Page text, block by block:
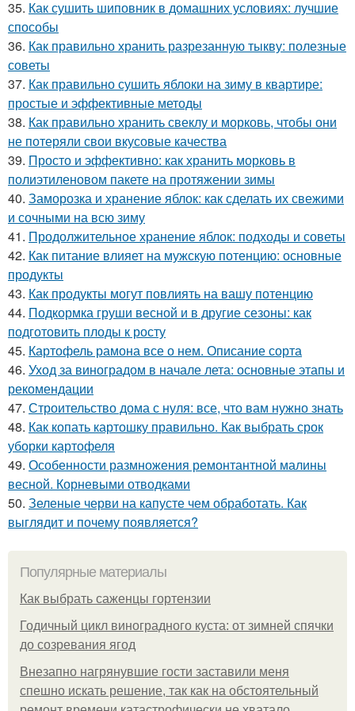
35. Как сушить шиповник в домашних условиях: лучшие
способы
36. Как правильно хранить разрезанную тыкву: полезные
советы
37. Как правильно сушить яблоки на зиму в квартире:
простые и эффективные методы
38. Как правильно хранить свеклу и морковь, чтобы они
не потеряли свои вкусовые качества
39. Просто и эффективно: как хранить морковь в
полиэтиленовом пакете на протяжении зимы
40. Заморозка и хранение яблок: как сделать их свежими
и сочными на всю зиму
41. Продолжительное хранение яблок: подходы и советы
42. Как питание влияет на мужскую потенцию: основные
продукты
43. Как продукты могут повлиять на вашу потенцию
44. Подкормка груши весной и в другие сезоны: как
подготовить плоды к росту
45. Картофель рамона все о нем. Описание сорта
46. Уход за виноградом в начале лета: основные этапы и
рекомендации
47. Строительство дома с нуля: все, что вам нужно знать
48. Как копать картошку правильно. Как выбрать срок
уборки картофеля
49. Особенности размножения ремонтантной малины
весной. Корневыми отводками
50. Зеленые черви на капусте чем обработать. Как
выглядит и почему появляется?
Популярные материалы
Как выбрать саженцы гортензии
Годичный цикл виноградного куста: от зимней спячки
до созревания ягод
Внезапно нагрянувшие гости заставили меня
спешно искать решение, так как на обстоятельный